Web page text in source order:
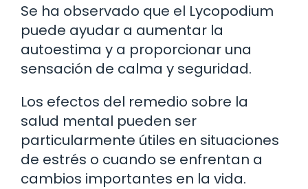
Se ha observado que el Lycopodium
puede ayudar a aumentar la
autoestima y a proporcionar una
sensación de calma y seguridad.
Los efectos del remedio sobre la
salud mental pueden ser
particularmente útiles en situaciones
de estrés o cuando se enfrentan a
cambios importantes en la vida.